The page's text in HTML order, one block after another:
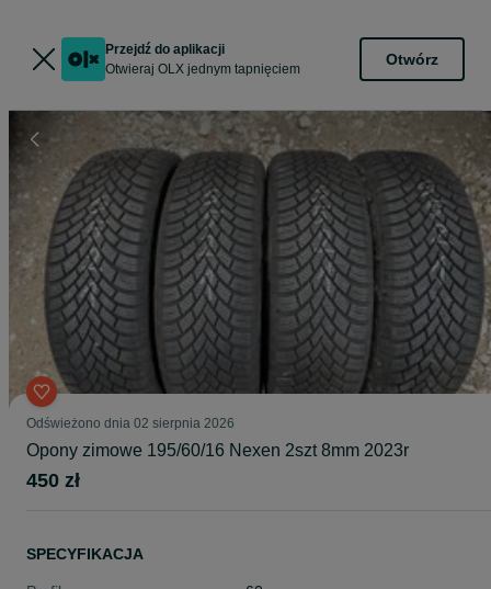
Przejdź do aplikacji
Otwieraj OLX jednym tapnięciem
Otwórz
Odświeżono dnia 02 sierpnia 2026
Opony zimowe 195/60/16 Nexen 2szt 8mm 2023r
450 zł
SPECYFIKACJA